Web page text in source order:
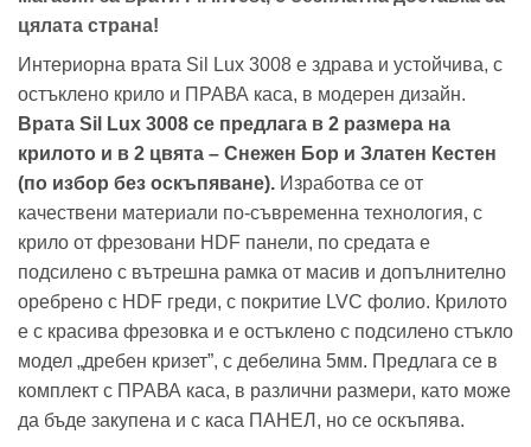
цялата страна!
Интериорна врата Sil Lux 3008 е здрава и устойчива, с
остъклено крило и ПРАВА каса, в модерен дизайн.
Врата Sil Lux 3008 се предлага в 2 размера на
крилото и в 2 цвята – Снежен Бор и Златен Кестен
(по избор без оскъпяване). Изработва се от
качествени материали по-съвременна технология, с
крило от фрезовани HDF панели, по средата е
подсилено с вътрешна рамка от масив и допълнително
оребрено с HDF греди, с покритие LVC фолио. Крилото
е с красива фрезовка и е остъклено с подсилено стъкло
модел „дребен кризет”, с дебелина 5мм. Предлага се в
комплект с ПРАВА каса, в различни размери, като може
да бъде закупена и с каса ПАНЕЛ, но се оскъпява.